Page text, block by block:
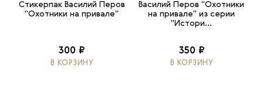
Стикерпак Василий Перов
"Охотники на привале"
300 ₽
В КОРЗИНУ
Василий Перов "Охотники
на привале" из серии
"Истори...
350 ₽
В КОРЗИНУ